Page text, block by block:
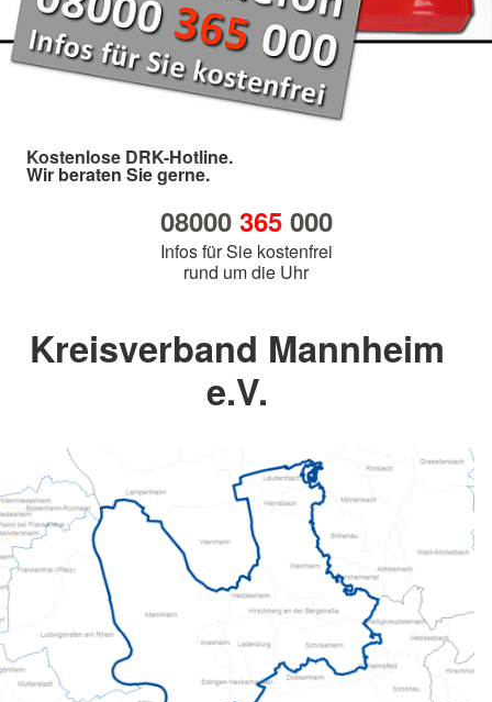
Kostenlose DRK-Hotline.
Wir beraten Sie gerne.
08000 365000
Infos für Sie kostenfrei
rund um die Uhr
Kreisverband Mannheim
e.V.